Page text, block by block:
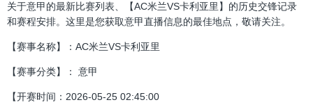
关于意甲的最新比赛列表、【AC米兰VS卡利亚里】的历史交锋记录
和赛程安排。这里是您获取意甲直播信息的最佳地点，敬请关注。
【赛事名称】：AC米兰VS卡利亚里
【赛事分类】： 意甲
【开赛时间：2026-05-25 02:45:00